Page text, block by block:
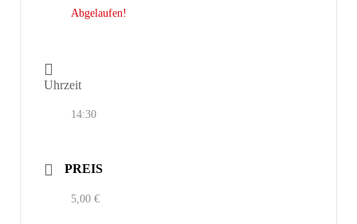
Abgelaufen!
Uhrzeit
14:30
PREIS
5,00 €